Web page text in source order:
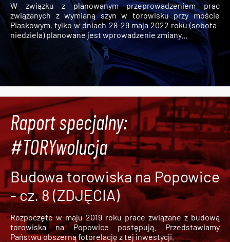
W związku z planowanym przeprowadzeniem prac
związanych z wymianą szyn w torowisku przy moście
Piaskowym, tylko w dniach 28-29 maja 2022 roku (sobota-
niedziela) planowane jest wprowadzenie zmiany...
Raport specjalny:
#TORYwolucja
Budowa torowiska na Popowice
- cz. 8 (ZDJĘCIA)
Rozpoczęte w maju 2019 roku prace związane z budową
torowiska na Popowice
postępują. Przedstawiamy
Państwu obszerną fotorelację z tej inwestycji.